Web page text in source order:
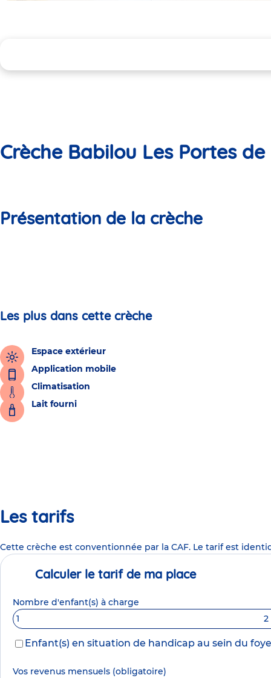
Crèche Babilou Les Portes de
Présentation de la crèche
Les plus dans cette crèche
Espace extérieur
Application mobile
Climatisation
Lait fourni
Les tarifs
Cette crèche est conventionnée par la CAF. Le tarif est
Calculer le tarif de ma place
Nombre d'enfant(s) à charge
1
2
Enfant(s) en situation de handicap au sein du
Vos revenus mensuels (obligatoire)